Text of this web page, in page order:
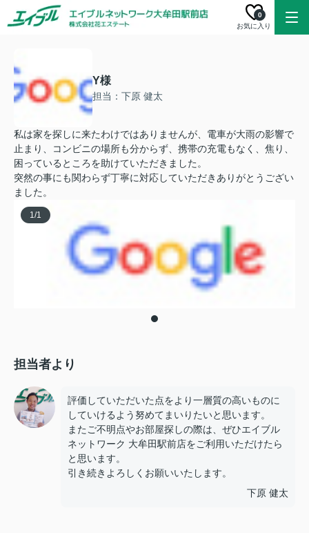
お気に入り
0
Y様
担当：下原 健太
私は家を探しに来たわけではありませんが、電車が大雨の影響で
止まり、コンビニの場所も分からず、携帯の充電もなく、焦り、
困っているところを助けていただきました。
突然の事にも関わらず丁寧に対応していただきありがとうござい
ました。
1/1
担当者より
評価していただいた点をより一層質の高いものに
していけるよう努めてまいりたいと思います。
またご不明点やお部屋探しの際は、ぜひエイブル
ネットワーク 大牟田駅前店をご利用いただけたら
と思います。
引き続きよろしくお願いいたします。
下原 健太